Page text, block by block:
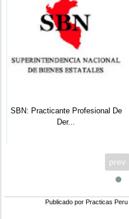
SBN: Practicante Profesional De
Der...
prev
Publicado por Practicas Peru